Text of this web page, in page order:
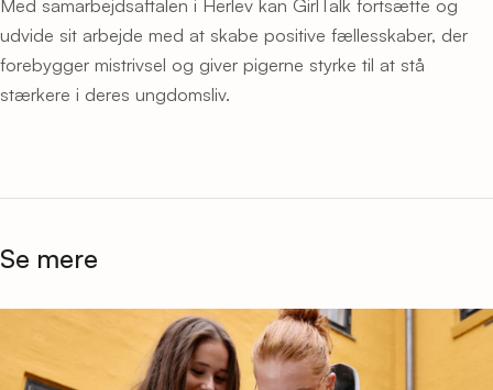
Med samarbejdsaftalen i Herlev kan GirlTalk fortsætte og
udvide sit arbejde med at skabe positive fællesskaber, der
forebygger mistrivsel og giver pigerne styrke til at stå
stærkere i deres ungdomsliv.
Se mere